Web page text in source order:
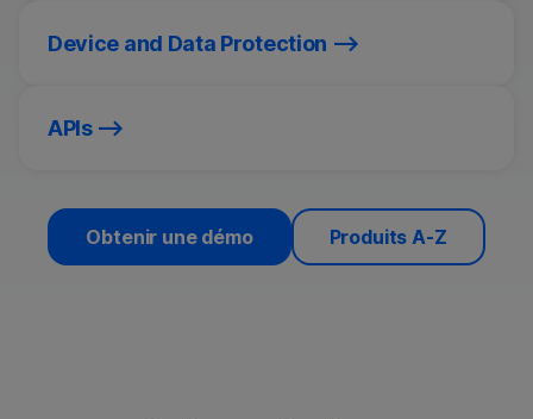
Device and Data Protection
APIs
Obtenir une démo Produits A-Z